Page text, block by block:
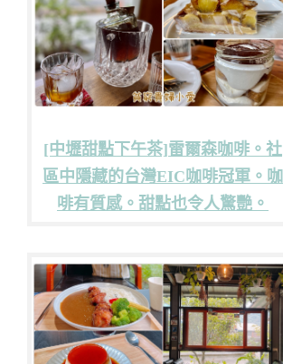
[中壢甜點下午茶]雷爾森咖啡。社
區中隱藏的台灣EIC咖啡冠軍。咖
啡有質感。甜點也令人驚艷。